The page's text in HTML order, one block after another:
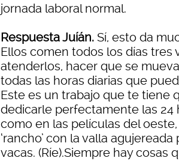
jornada laboral normal.
Respuesta Juíán. Sí, esto da
Ellos comen todos los días tres
atenderlos, hacer que se
todas las horas diarias que
Este es un trabajo que te tiene
dedicarle perfectamente las 24
como en las películas del
‘rancho’ con la valla
vacas. (Ríe).Siempre hay cosas